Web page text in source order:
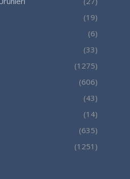
(19)
(6)
(33)
(1275)
(606)
(43)
(14)
(635)
(1251)